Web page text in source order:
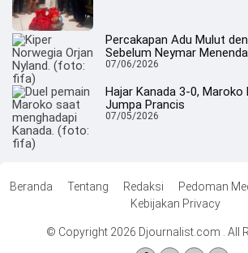
Percakapan Adu Mulut
Sebelum Neymar
07/06/2026
Hajar Kanada 3-0, Maroko
Jumpa Prancis
07/05/2026
Beranda Tentang Redaksi Pedoman
Kebijakan Privacy
© Copyright 2026 Djournalist.com . All